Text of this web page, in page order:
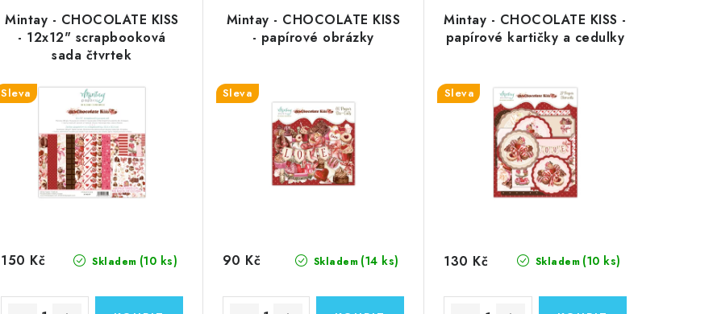
Mintay - CHOCOLATE KISS
- 12x12" scrapbooková
sada čtvrtek
Sleva
Skladem (10 ks)
150 Kč
Mintay - CHOCOLATE KISS
- papírové obrázky
Sleva
Skladem (14 ks)
90 Kč
Mintay - CHOCOLATE KISS -
papírové kartičky a cedulky
Sleva
Skladem (10 ks)
130 Kč